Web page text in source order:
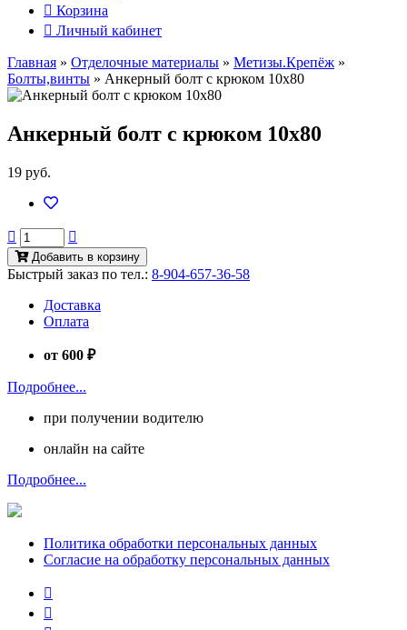
Корзина
Личный кабинет
Главная » Отделочные материалы » Метизы.Крепёж »
Болты,винты » Анкерный болт с крюком 10х80
Анкерный болт с крюком 10х80
19 руб.
Добавить в корзину
Быстрый заказ по тел.: 8-904-657-36-58
Доставка
Оплата
от 600 ₽
Подробнее...
при получении водителю
онлайн на сайте
Подробнее...
Политика обработки персональных данных
Согласие на обработку персональных данных